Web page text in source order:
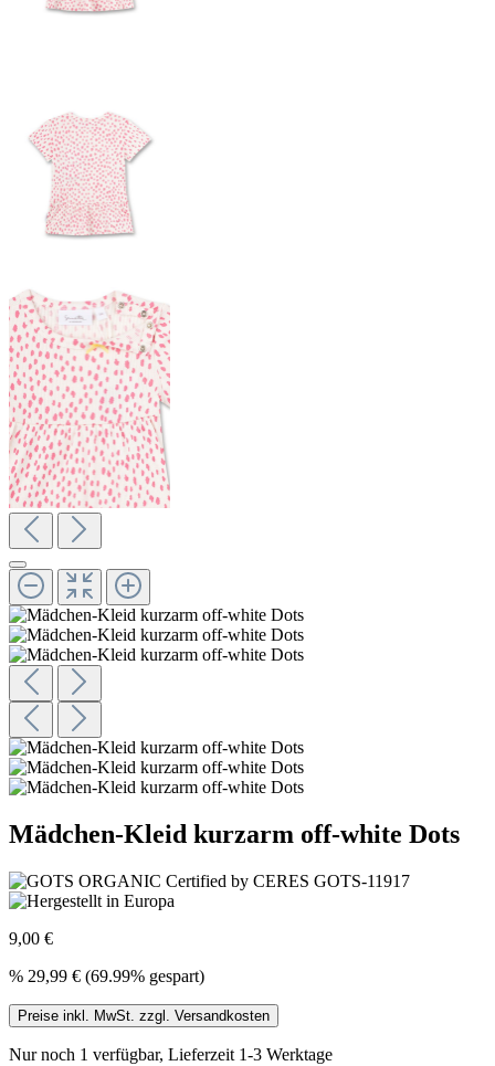
Mädchen-Kleid kurzarm off-white Dots
9,00 €
% 29,99 € (69.99% gespart)
Preise inkl. MwSt. zzgl. Versandkosten
Nur noch 1 verfügbar, Lieferzeit 1-3 Werktage